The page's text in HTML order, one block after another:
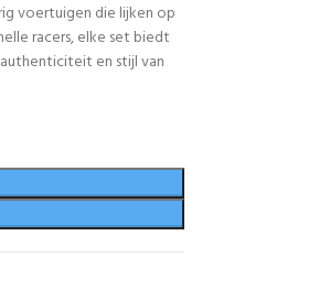
voertuigen die lijken op
racers, elke set biedt
en stijl van